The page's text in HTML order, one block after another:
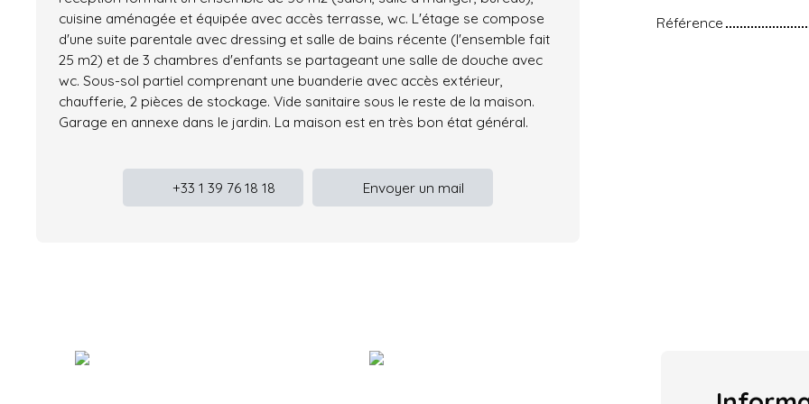
cuisine aménagée et équipée avec accès terrasse, wc. L'étage se compose
d'une suite parentale avec dressing et salle de bains récente (l'ensemble fait
25 m2) et de 3 chambres d'enfants se partageant une salle de douche avec
wc. Sous-sol partiel comprenant une buanderie avec accès extérieur,
chaufferie, 2 pièces de stockage. Vide sanitaire sous le reste de la maison.
Garage en annexe dans le jardin. La maison est en très bon état général.
+33 1 39 76 18 18 Envoyer un mail
Référence